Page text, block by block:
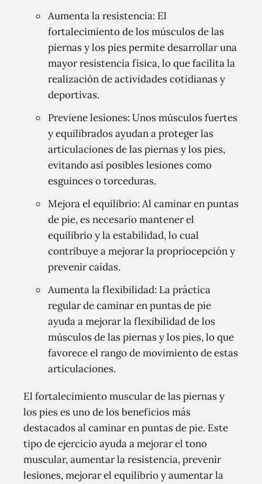
Aumenta la resistencia: El
fortalecimiento de los músculos de las
piernas y los pies permite desarrollar una
mayor resistencia física, lo que facilita la
realización de actividades cotidianas y
deportivas.
Previene lesiones: Unos músculos fuertes
y equilibrados ayudan a proteger las
articulaciones de las piernas y los pies,
evitando así posibles lesiones como
esguinces o torceduras.
Mejora el equilibrio: Al caminar en puntas
de pie, es necesario mantener el
equilibrio y la estabilidad, lo cual
contribuye a mejorar la propriocepción y
prevenir caídas.
Aumenta la flexibilidad: La práctica
regular de caminar en puntas de pie
ayuda a mejorar la flexibilidad de los
músculos de las piernas y los pies, lo que
favorece el rango de movimiento de estas
articulaciones.
El fortalecimiento muscular de las piernas y
los pies es uno de los beneficios más
destacados al caminar en puntas de pie. Este
tipo de ejercicio ayuda a mejorar el tono
muscular, aumentar la resistencia, prevenir
lesiones, mejorar el equilibrio y aumentar la